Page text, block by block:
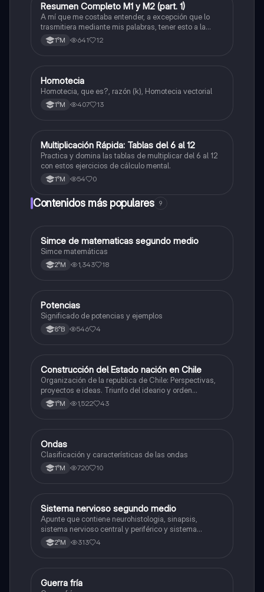
Matemáticas
Resumen Completo M1 y M2 (part. 1)
A mí que me costaba entender, a excepción que lo
trasmitiera mediante mis palabras, tener esto a la
mano me sirvió caleta, ojalá también les pueda servir
a otros
1°M 641 12
Matemáticas
Homotecia
Homotecia, que es?, razón (k), Homotecia vectorial
1°M 407 13
MMatemáticas
Multiplicación Rápida: Tablas del 6 al 12
Practica y domina las tablas de multiplicar del 6 al 12
con estos ejercicios de cálculo mental.
1°M 54 0
Contenidos más populares 9
Matemáticas
Simce de matematicas segundo medio
Simce matemáticas
2°M 1,343 18
Matemáticas
Potencias
Significado de potencias y ejemplos
8°B 546 4
Historia
Construcción del Estado nación en Chile
Organización de la republica de Chile: Perspectivas,
proyectos e ideas. Triunfo del ideario y orden
conservador. Constitución de 1833. "Era Portaliana"
1°M 1,522 43
Física
Ondas
Clasificación y características de las ondas
1°M 720 10
Biología
Sistema nervioso segundo medio
Apunte que contiene neurohistologia, sinapsis,
sistema nervioso central y periférico y sistema
endocrino
2°M 313 4
Historia
Guerra fría